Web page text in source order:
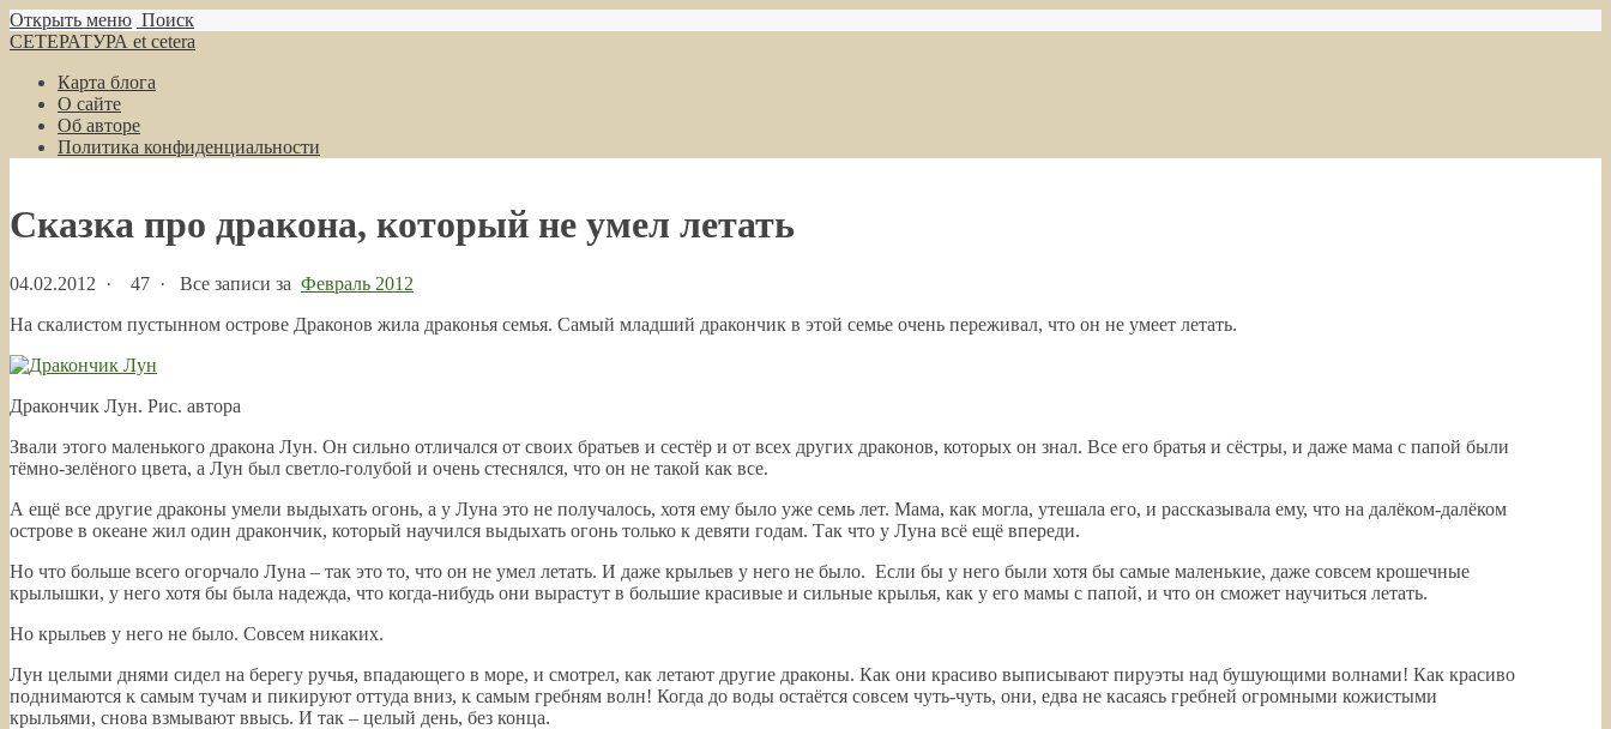
Открыть меню Поиск
СЕТЕРАТУРА et cetera
Карта блога
О сайте
Об авторе
Политика конфиденциальности
Сказка про дракона, который не умел летать
04.02.2012 · 47 · Все записи за Февраль 2012
На скалистом пустынном острове Драконов жила драконья семья. Самый младший дракончик в этой семье очень переживал, что он не умеет летать.
Дракончик Лун. Рис. автора
Звали этого маленького дракона Лун. Он сильно отличался от своих братьев и сестёр и от всех других драконов, которых он знал. Все его братья и сёстры, и даже мама с папой были
тёмно-зелёного цвета, а Лун был светло-голубой и очень стеснялся, что он не такой как все.
А ещё все другие драконы умели выдыхать огонь, а у Луна это не получалось, хотя ему было уже семь лет. Мама, как могла, утешала его, и рассказывала ему, что на далёком-далёком
острове в океане жил один дракончик, который научился выдыхать огонь только к девяти годам. Так что у Луна всё ещё впереди.
Но что больше всего огорчало Луна – так это то, что он не умел летать. И даже крыльев у него не было. Если бы у него были хотя бы самые маленькие, даже совсем крошечные
крылышки, у него хотя бы была надежда, что когда-нибудь они вырастут в большие красивые и сильные крылья, как у его мамы с папой, и что он сможет научиться летать.
Но крыльев у него не было. Совсем никаких.
Лун целыми днями сидел на берегу ручья, впадающего в море, и смотрел, как летают другие драконы. Как они красиво выписывают пируэты над бушующими волнами! Как красиво
поднимаются к самым тучам и пикируют оттуда вниз, к самым гребням волн! Когда до воды остаётся совсем чуть-чуть, они, едва не касаясь гребней огромными кожистыми
крыльями, снова взмывают ввысь. И так – целый день, без конца.